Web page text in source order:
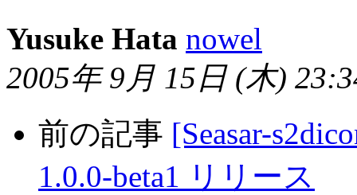
Yusuke Hata nowel
2005年 9月 15日 (木)
前の記事 [Seasar-
1.0.0-beta1 リリース